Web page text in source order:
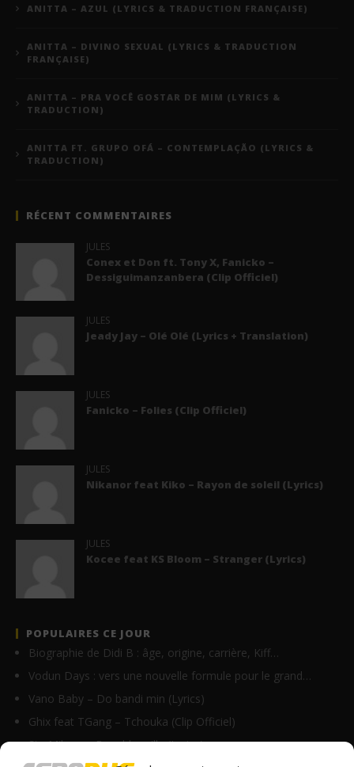
ANITTA – AZUL (LYRICS & TRADUCTION FRANÇAISE)
ANITTA – DIVINO SEXUAL (LYRICS & TRADUCTION
FRANÇAISE)
ANITTA – PRA VOCÊ GOSTAR DE MIM (LYRICS &
TRADUCTION)
ANITTA FT. GRUPO OFÁ – CONTEMPLAÇÃO (LYRICS &
TRADUCTION)
RÉCENT COMMENTAIRES
JULES
Conex et Don ft. Tony X, Fanicko –
Dessiguimanzanbera (Clip Officiel)
JULES
Jeady Jay – Olé Olé (Lyrics + Translation)
JULES
Fanicko – Folies (Clip Officiel)
JULES
Nikanor feat Kiko – Rayon de soleil (Lyrics)
JULES
Kocee feat KS Bloom – Stranger (Lyrics)
POPULAIRES CE JOUR
Biographie de Didi B : âge, origine, carrière, Kiff…
Vodun Days : vers une nouvelle formule pour le grand…
Vano Baby – Do bandi min (Lyrics)
Ghix feat TGang – Tchouka (Clip Officiel)
Ste Milano – Bouchkaraille (Lyrics)